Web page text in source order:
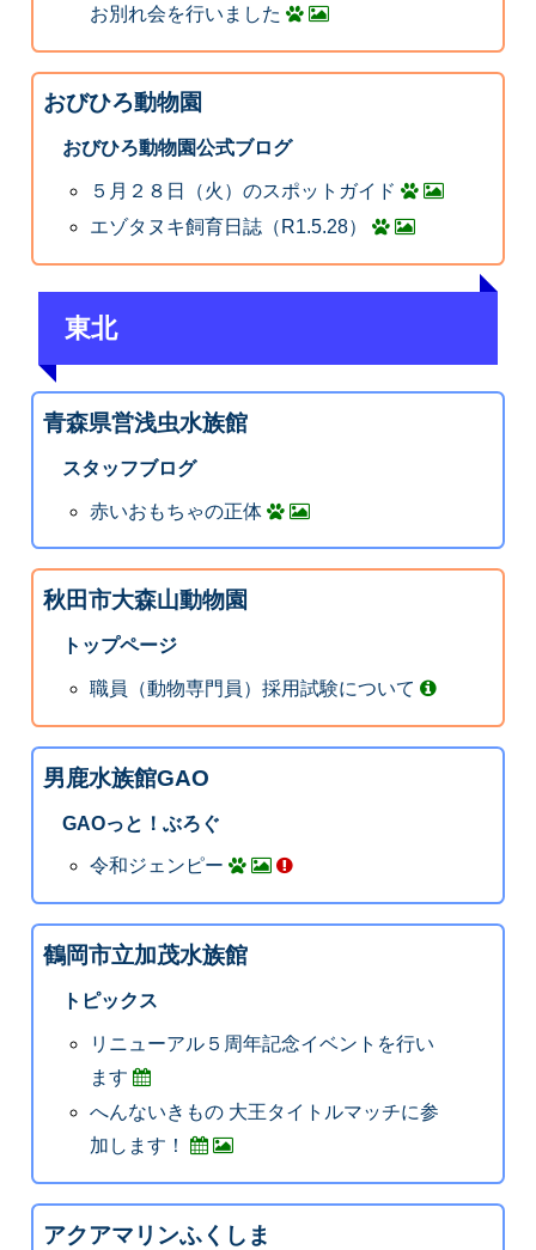
お別れ会を行いました
おびひろ動物園
おびひろ動物園公式ブログ
５月２８日（火）のスポットガイド
エゾタヌキ飼育日誌（R1.5.28）
東北
青森県営浅虫水族館
スタッフブログ
赤いおもちゃの正体
秋田市大森山動物園
トップページ
職員（動物専門員）採用試験について
男鹿水族館GAO
GAOっと！ぶろぐ
令和ジェンピー
鶴岡市立加茂水族館
トピックス
リニューアル５周年記念イベントを行い
ます
へんないきもの 大王タイトルマッチに参
加します！
アクアマリンふくしま